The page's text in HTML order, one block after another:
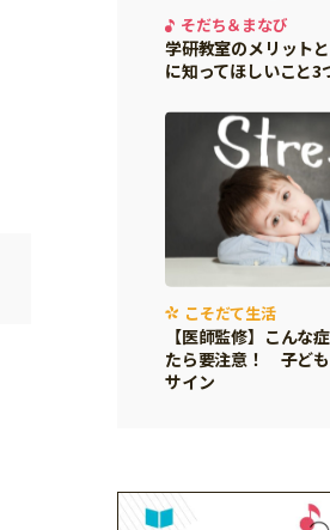
そだち＆まなび
学研教室のメリット
に知ってほしいこと3
こそだて生活
【医師監修】こんな
たら要注意！ 子ど
サイン